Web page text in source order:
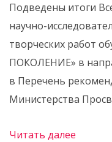
Подведены итоги
научно-
творческих работ
ПОКОЛЕНИЕ» в
в Перечень
Министерства
Читать далее